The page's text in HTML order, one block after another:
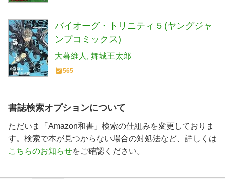
バイオーグ・トリニティ 5 (ヤングジャ
ンプコミックス)
大暮維人 舞城王太郎
565
書誌検索オプションについて
ただいま「Amazon和書」検索の仕組みを変更しておりま
す。検索で本が見つからない場合の対処法など、詳しくは
こちらのお知らせをご確認ください。